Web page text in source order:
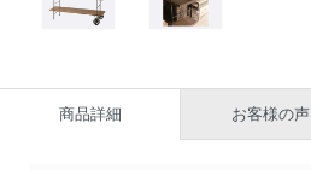
商品詳細 お客様の声